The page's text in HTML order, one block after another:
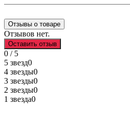
Отзывы о товаре
Отзывов нет.
Оставить отзыв
0 / 5
5 звезд0
4 звезды0
3 звезды0
2 звезды0
1 звезда0